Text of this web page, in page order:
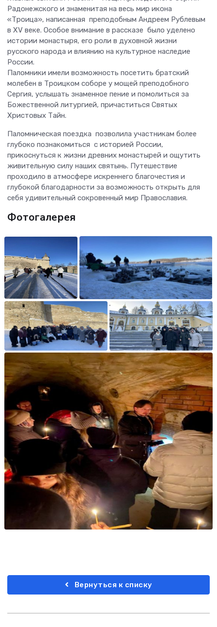
Радонежского и знаменитая на весь мир икона
«Троица», написанная преподобным Андреем Рублевым
в XV веке. Особое внимание в рассказе было уделено
истории монастыря, его роли в духовной жизни
русского народа и влиянию на культурное наследие
России.
Паломники имели возможность посетить братский
молебен в Троицком соборе у мощей преподобного
Сергия, услышать знаменное пение и помолиться за
Божественной литургией, причаститься Святых
Христовых Тайн.
Паломническая поездка позволила участникам более
глубоко познакомиться с историей России,
прикоснуться к жизни древних монастырей и ощутить
живительную силу наших святынь. Путешествие
проходило в атмосфере искреннего благочестия и
глубокой благодарности за возможность открыть для
себя удивительный сокровенный мир Православия.
Фотогалерея
Вернуться к списку